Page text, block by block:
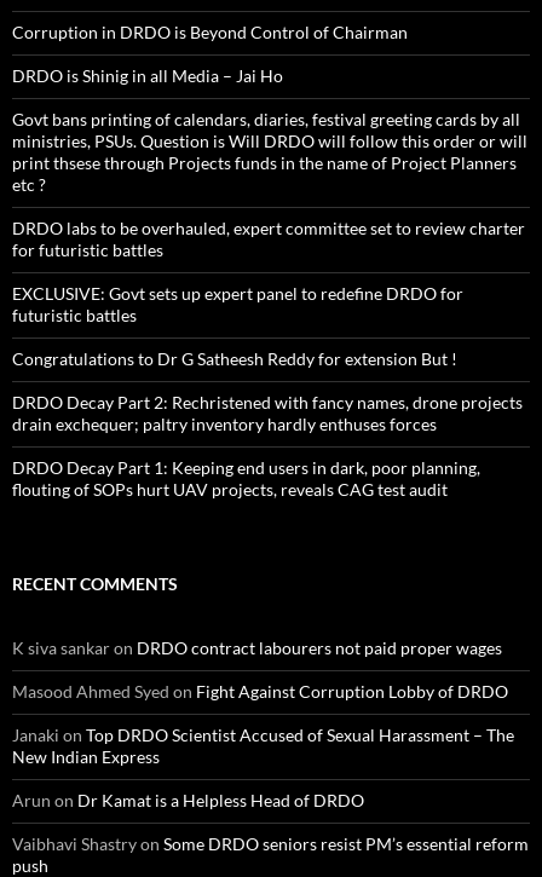
Corruption in DRDO is Beyond Control of Chairman
DRDO is Shinig in all Media – Jai Ho
Govt bans printing of calendars, diaries, festival greeting cards by all
ministries, PSUs. Question is Will DRDO will follow this order or will
print thsese through Projects funds in the name of Project Planners
etc ?
DRDO labs to be overhauled, expert committee set to review charter
for futuristic battles
EXCLUSIVE: Govt sets up expert panel to redefine DRDO for
futuristic battles
Congratulations to Dr G Satheesh Reddy for extension But !
DRDO Decay Part 2: Rechristened with fancy names, drone projects
drain exchequer; paltry inventory hardly enthuses forces
DRDO Decay Part 1: Keeping end users in dark, poor planning,
flouting of SOPs hurt UAV projects, reveals CAG test audit
RECENT COMMENTS
K siva sankaron DRDO contract labourers not paid proper wages
Masood Ahmed Syed on Fight Against Corruption Lobby of DRDO
Janaki on Top DRDO Scientist Accused of Sexual Harassment – The
New Indian Express
Arun on Dr Kamat is a Helpless Head of DRDO
Vaibhavi Shastryon Some DRDO seniors resist PM’s essential reform
push